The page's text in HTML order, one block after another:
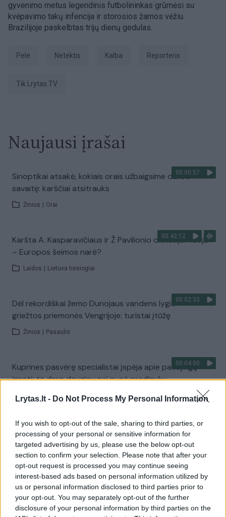
Lrytas.lt - Do Not Process My Personal Information
If you wish to opt-out of the sale, sharing to third parties, or
processing of your personal or sensitive information for
targeted advertising by us, please use the below opt-out
section to confirm your selection. Please note that after your
opt-out request is processed you may continue seeing
interest-based ads based on personal information utilized by
us or personal information disclosed to third parties prior to
your opt-out. You may separately opt-out of the further
disclosure of your personal information by third parties on the
gyvenimo metus legendinis futbolininkas grūmėsi su
kvėpavimo takų infencija ir storosios žarnos vėžiu.
Brazilijoje paskelbtas trijų dienų gedulas.
Pele netektis Kalba Reporteris
tik Lrytas.TV
Naujausi įrašai
00:00:57
Sinoptikai atsakė, kokiais orais užbaigsime darbo
savaitę: karščiai atsitrauks
Žinios Orai
00:42:12
Karšta A. Kasparavičiaus ir Ž Pavilionio diskusija: Rusija
– Europos šeimos narė?
Laidos Lietuva tiesiogiai
00:02:33
Dėl rekordiškai žemo Dunojaus vandens lygio –
griežtos priemonės Vengrijoje: turistai įtūžę
Žinios Pasaulis
00:04:00
Kuprines pasvėrę specialistai įspėja apie pavojingą
įprotį: tą daro daugiau nei pusė pradinukų
Žinios | Lietuvos diena
Visi įrašai
Žiūrimiausi įrašai
00:00:30
Vaizdai iš tragiškos avarijos Vilniaus r.: dviejų moterų ir